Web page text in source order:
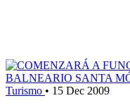
Turismo • 15 Dec 2009